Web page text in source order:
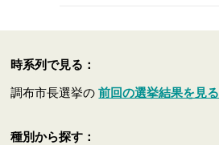
時系列で見る：
調布市長選挙の前回の選挙結果を見る
種別から探す：